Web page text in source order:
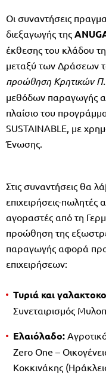
Οι συναντήσεις
διεξαγωγής της
έκθεσης του κλάδου
μεταξύ των Δράσεων
προώθηση Κρητικών
μεθόδων παραγωγής
πλαίσιο του
SUSTAINABLE, με
Ένωσης.
Στις συναντήσεις θα
επιχειρήσεις-πωλητές
αγοραστές από τη
προώθηση της
παραγωγής αφορά
επιχειρήσεων:
Τυριά και
Συνεταιρισμός
Ελαιόλαδο:
Zero One –
Κοκκινάκης